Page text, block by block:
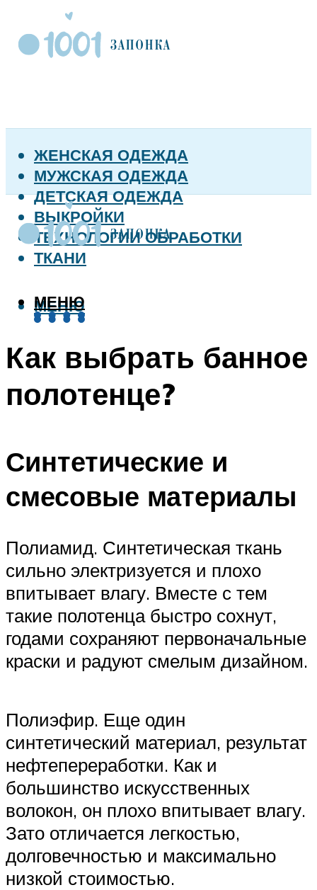
ЖЕНСКАЯ ОДЕЖДА
МУЖСКАЯ ОДЕЖДА
ДЕТСКАЯ ОДЕЖДА
ВЫКРОЙКИ
ТЕХНОЛОГИИ ОБРАБОТКИ
ТКАНИ
МЕНЮ
МЕНЮ
Как выбрать банное
полотенце?
Синтетические и
смесовые материалы
Полиамид. Синтетическая ткань
сильно электризуется и плохо
впитывает влагу. Вместе с тем
такие полотенца быстро сохнут,
годами сохраняют первоначальные
краски и радуют смелым дизайном.
Полиэфир. Еще один
синтетический материал, результат
нефтепереработки. Как и
большинство искусственных
волокон, он плохо впитывает влагу.
Зато отличается легкостью,
долговечностью и максимально
низкой стоимостью.